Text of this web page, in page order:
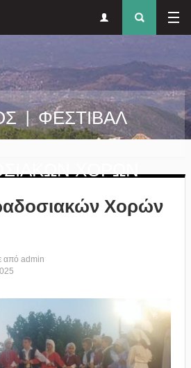
μενού
| ΦΕΣΤΙΒΑΛ
ΧΟΡΩΝ
Χορών
από admin